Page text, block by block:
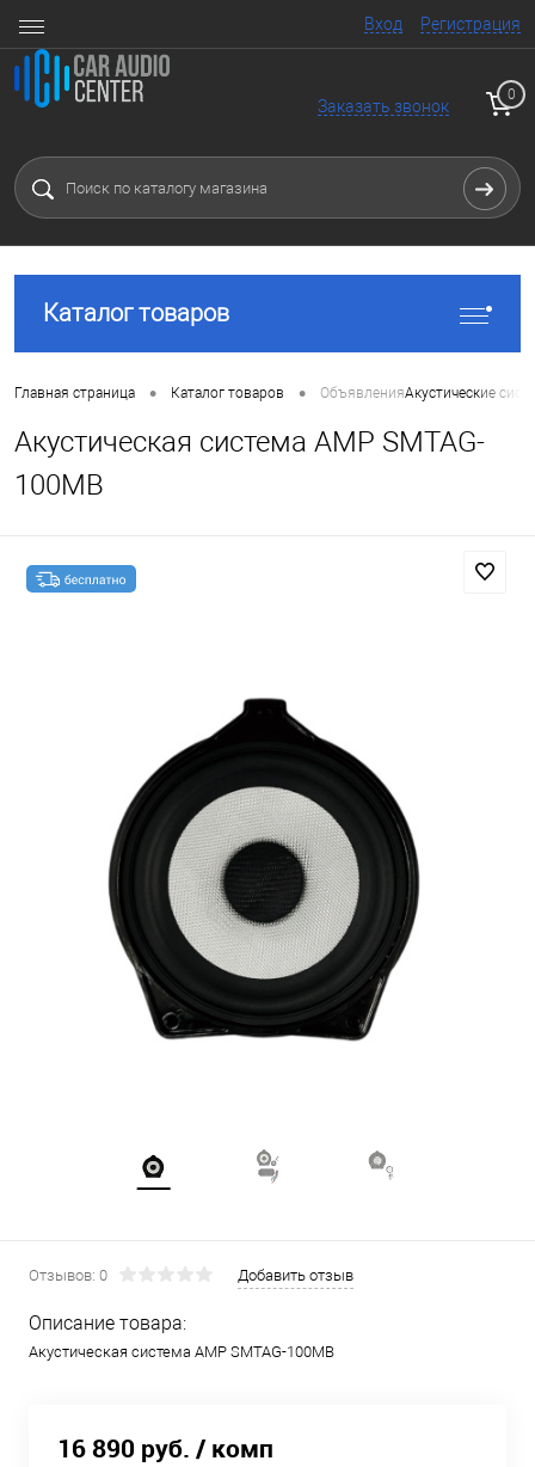
Вход Регистрация
Заказать звонок
0
Каталог товаров
Главная страница • Каталог товаров • ОбъявленияАкустические
Акустическая система AMP SMTAG-
100MB
Отзывов: 0 Добавить отзыв
Описание товара:
Акустическая система AMP SMTAG-100MB
16 890 руб. / комп